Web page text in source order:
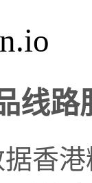
线路
香